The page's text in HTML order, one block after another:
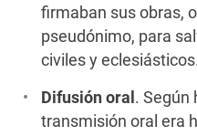
firmaban sus obras,
pseudónimo, para
civiles y
Difusión oral . Según
transmisión oral era